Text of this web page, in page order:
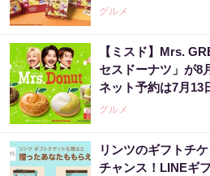
グルメ
【ミスド】Mrs.
セスドーナツ」が8
ネット予約は7月13
グルメ
リンツのギフトチ
チャンス！LINEギ